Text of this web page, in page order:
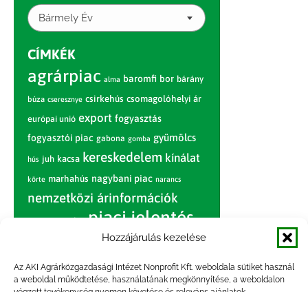
Hozzájárulás kezelése
Az AKI Agrárközgazdasági Intézet Nonprofit Kft. weboldala sütiket használ
a weboldal működtetése, használatának megkönnyítése, a weboldalon
Bármely Év
CÍMKÉK
agrárpiac alma baromfi bor bárány
búza cseresznye csirkehús csomagolóhelyi ár
európai unió export fogyasztás
fogyasztói piac gabona gomba gyümölcs
hús juh kacsa kereskedelem kínálat
körte marhahús nagybani piac narancs
nemzetközi árinformációk
piac piaci jelentés
sertés sertéshús
szarvasmarha termelés termelői
ár tojás világpiac vágóbárány